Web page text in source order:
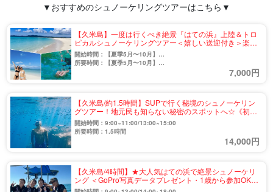
▼ おすすめのシュノーケリングツアーはこちら▼
【久米島】一度は行くべき絶景『はての浜』上陸＆トロ
ピカルシュノーケリングツアー＜嬉しい送迎付き＞楽し
み方は自由自在♪（No.802）
開始時間：【夏季5月〜10月】
9:00〜12:00 / 14:00〜17:00
所要時間：【夏季5月〜10月】
7,000円
【久米島/約1.5時間】SUPで行く秘境のシュノーケリン
グツアー！地元民も知らない秘密のスポットへ☆《初心
者大歓迎・写真無料》（No.834）
開始時間：9:00~11:00/13:00~15:00
所要時間：1.5時間
14,000円
【久米島/4時間】★大人気はての浜で絶景シュノーケリ
ング ＜GoPro写真データプレゼント・1歳から参加OK・
手ぶらOK＞ ◎（No.837）